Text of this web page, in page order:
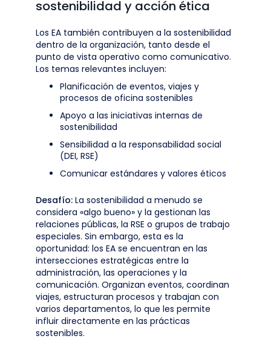
sostenibilidad y acción ética
Los EA también contribuyen a la sostenibilidad
dentro de la organización, tanto desde el
punto de vista operativo como comunicativo.
Los temas relevantes incluyen:
Planificación de eventos, viajes y
procesos de oficina sostenibles
Apoyo a las iniciativas internas de
sostenibilidad
Sensibilidad a la responsabilidad social
(DEI, RSE)
Comunicar estándares y valores éticos
Desafío: La sostenibilidad a menudo se
considera «algo bueno» y la gestionan las
relaciones públicas, la RSE o grupos de trabajo
especiales. Sin embargo, esta es la
oportunidad: los EA se encuentran en las
intersecciones estratégicas entre la
administración, las operaciones y la
comunicación. Organizan eventos, coordinan
viajes, estructuran procesos y trabajan con
varios departamentos, lo que les permite
influir directamente en las prácticas
sostenibles.